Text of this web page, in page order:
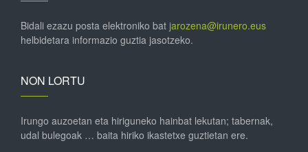
Bidali ezazu posta elektroniko bat jarozena@irunero.eus
helbidetara informazio guztia jasotzeko.
NON LORTU
Irungo auzoetan eta hiriguneko hainbat lekutan; tabernak,
udal bulegoak … baita hiriko ikastetxe guztietan ere.